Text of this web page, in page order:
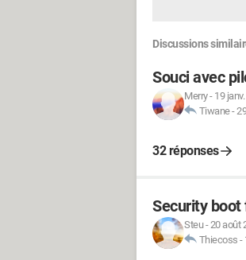
Discussions
Souci avec
Merry- 19
Tiwane-
32 réponses
Security boot
Steu-20 août
Thiecoss -